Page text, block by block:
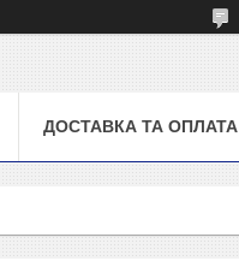
ДОСТАВКА ТА ОПЛАТА